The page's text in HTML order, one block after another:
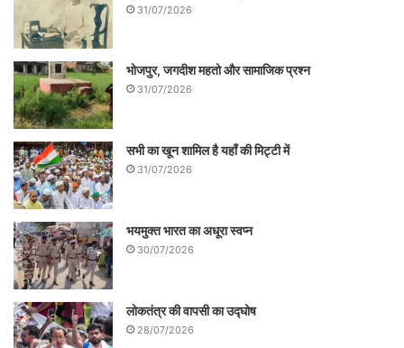
अमृतकाल में भारत पुस्तक को अमेजन से खरीदने के
लिएयहां क्लिक करें
.
31/07/2026
भोजपुर, जगदीश महतो और सामाजिक प्रश्न
31/07/2026
सभी का खून शामिल है यहाँ की मिट्टी में
31/07/2026
भयमुक्त भारत का अधूरा स्वप्न
30/07/2026
लोकतंत्र की वापसी का उद्घोष
28/07/2026